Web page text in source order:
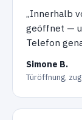
„Innerhalb
geöffnet —
Telefon
Simone B.
Türöffnung,